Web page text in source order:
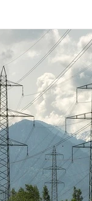
Comercio exterior
Financiero